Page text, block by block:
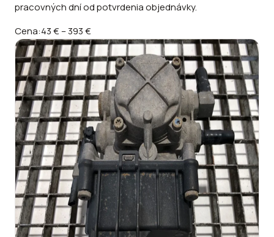
pracovných dní od potvrdenia objednávky.
Cena:43 €–393 €